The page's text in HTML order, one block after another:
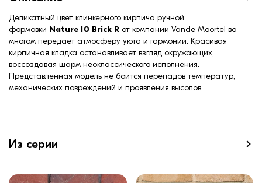
Деликатный цвет клинкерного кирпича ручной
формовки Nature 10 Brick R от компании Vande Moortel во
многом передает атмосферу уюта и гармонии. Красивая
кирпичная кладка останавливает взгляд окружающих,
воссоздавая шарм неоклассического исполнения.
Представленная модель не боится перепадов температур,
механических повреждений и проявления высолов.
Из серии